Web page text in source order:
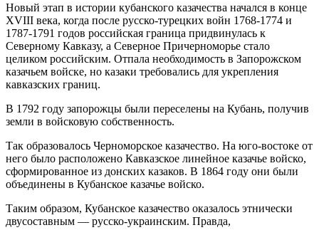
Новый этап в истории кубанского казачества начался в конце
XVIII века, когда после русско-турецких войн 1768-1774 и
1787-1791 годов российская граница придвинулась к
Северному Кавказу, а Северное Причерноморье стало
целиком российским. Отпала необходимость в Запорожском
казачьем войске, но казаки требовались для укрепления
кавказских границ.
В 1792 году запорожцы были переселены на Кубань, получив
земли в войсковую собственность.
Так образовалось Черноморское казачество. На юго-востоке от
него было расположено Кавказское линейное казачье войско,
сформированное из донских казаков. В 1864 году они были
объединены в Кубанское казачье войско.
Таким образом, Кубанское казачество оказалось этнически
двусоставным — русско-украинским. Правда,